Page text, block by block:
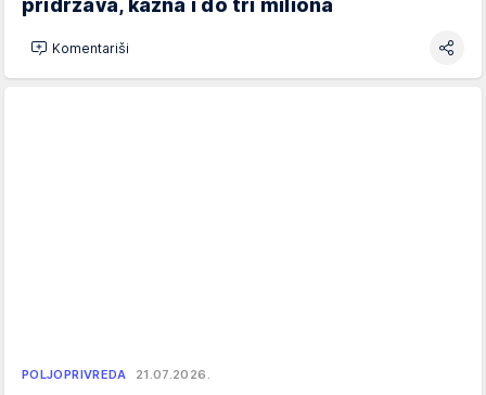
pridržava, kazna i do tri miliona
Komentariši
POLJOPRIVREDA 21.07.2026.